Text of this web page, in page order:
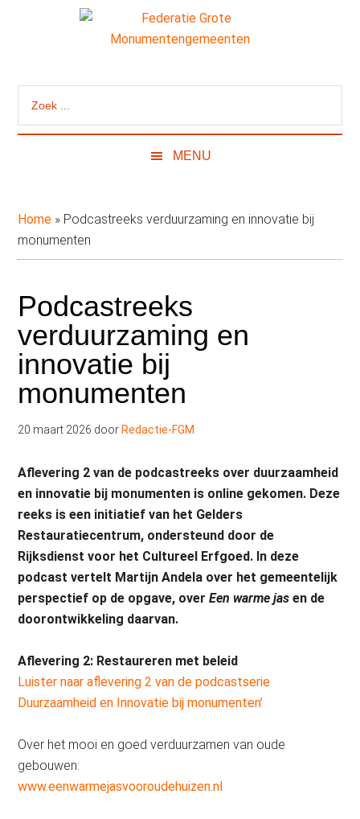
Grote
de
Federatie
Monumentengemeenten
MENU
Home » Podcastreeks verduurzaming en innovatie bij
monumenten
Podcastreeks
verduurzaming en
innovatie bij
monumenten
20 maart 2026 door Redactie-FGM
Aflevering 2 van de podcastreeks over duurzaamheid
en innovatie bij monumenten is online gekomen. Deze
reeks is een initiatief van het Gelders
Restauratiecentrum, ondersteund door de
Rijksdienst voor het Cultureel Erfgoed. In deze
podcast vertelt Martijn Andela over het gemeentelijk
perspectief op de opgave, overEen warme jas en de
doorontwikkeling daarvan.
Aflevering 2: Restaureren met beleid
Luister naar aflevering 2 van de podcastserie
Duurzaamheid en Innovatie bij monumenten’
Over het mooi en goed verduurzamen van oude
gebouwen:
www.eenwarmejasvooroudehuizen.nl